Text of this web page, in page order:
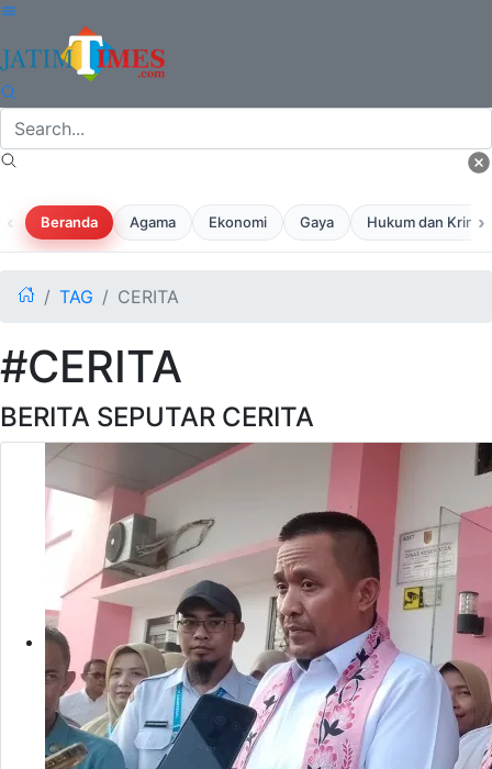
‹ Beranda Agama Ekonomi Gaya Hukum dan ›
TAG CERITA
#CERITA
BERITA SEPUTAR CERITA